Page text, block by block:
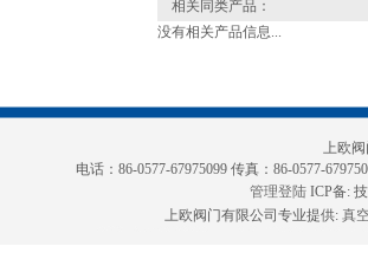
相关同类产品：
没有相关产品信息...
上欧阀
电话：86-0577-67975099 传真：86-0577-
管理登陆 ICP备:技
上欧阀门有限公司专业提供: 真